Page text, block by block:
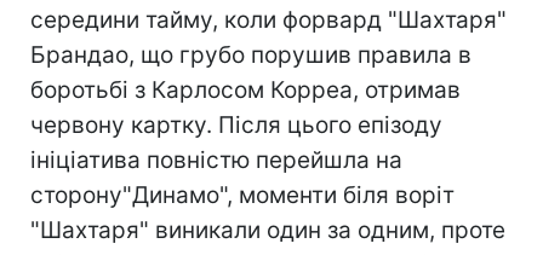
середини тайму, коли форвард "Шахтаря"
Брандао, що грубо порушив правила в
боротьбі з Карлосом Корреа, отримав
червону картку. Після цього епізоду
ініціатива повністю перейшла на
сторону"Динамо", моменти біля воріт
"Шахтаря" виникали один за одним, проте